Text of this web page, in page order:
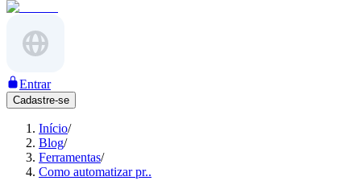
Entrar
Cadastre-se
Início/
Blog/
Ferramentas/
Como automatizar pr..